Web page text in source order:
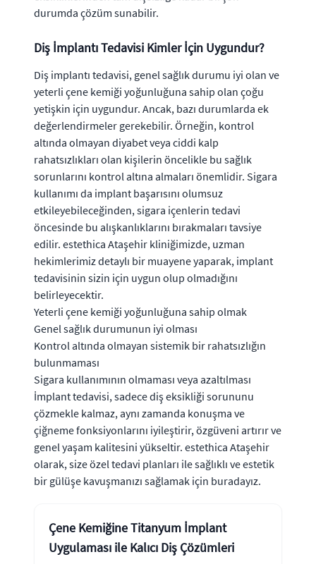
durumda çözüm sunabilir.
Diş İmplantı Tedavisi Kimler İçin Uygundur?
Diş implantı tedavisi, genel sağlık durumu iyi olan ve
yeterli çene kemiği yoğunluğuna sahip olan çoğu
yetişkin için uygundur. Ancak, bazı durumlarda ek
değerlendirmeler gerekebilir. Örneğin, kontrol
altında olmayan diyabet veya ciddi kalp
rahatsızlıkları olan kişilerin öncelikle bu sağlık
sorunlarını kontrol altına almaları önemlidir. Sigara
kullanımı da implant başarısını olumsuz
etkileyebileceğinden, sigara içenlerin tedavi
öncesinde bu alışkanlıklarını bırakmaları tavsiye
edilir. estethica Ataşehir kliniğimizde, uzman
hekimlerimiz detaylı bir muayene yaparak, implant
tedavisinin sizin için uygun olup olmadığını
belirleyecektir.
Yeterli çene kemiği yoğunluğuna sahip olmak
Genel sağlık durumunun iyi olması
Kontrol altında olmayan sistemik bir rahatsızlığın
bulunmaması
Sigara kullanımının olmaması veya azaltılması
İmplant tedavisi, sadece diş eksikliği sorununu
çözmekle kalmaz, aynı zamanda konuşma ve
çiğneme fonksiyonlarını iyileştirir, özgüveni artırır ve
genel yaşam kalitesini yükseltir. estethica Ataşehir
olarak, size özel tedavi planları ile sağlıklı ve estetik
bir gülüşe kavuşmanızı sağlamak için buradayız.
Çene Kemiğine Titanyum İmplant
Uygulaması ile Kalıcı Diş Çözümleri